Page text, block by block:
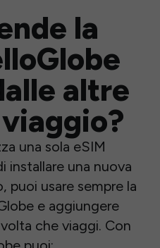
la
altre
una sola eSIM
installare una nuova
puoi usare sempre la
e aggiungere
che viaggi. Con